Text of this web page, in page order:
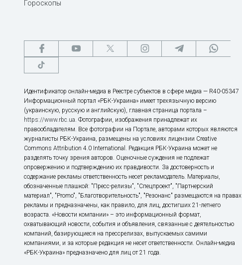
Гороскопы
Идентификатор онлайн-медиа в Реестре субъектов в сфере медиа — R40-05347
Информационный портал «РБК-Украина» имеет трехязычную версию
(украинскую, русскую и английскую), главная страница портала –
https://www.rbc.ua. Фотографии, изображения принадлежат их
правообладателям. Все фотографии на Портале, авторами которых являются
журналисты РБК-Украина, размещены на условиях лицензии Creative
Commons Attribution 4.0 International. Редакция РБК-Украина может не
разделять точку зрения авторов. Оценочные суждения не подлежат
опровержению и подтверждению их правдивости. За достоверность и
содержание рекламы ответственность несет рекламодатель. Материалы,
обозначенные плашкой: "Пресс-релизы", "Спецпроект", "Партнерский
материал", "Promo", "Благотворительность", "Резонанс" размещаются на правах
рекламы и предназначены, как правило, для лиц, достигших 21-летнего
возраста. «Новости компании» – это информационный формат,
охватывающий новости, события и объявления, связанные с деятельностью
компаний, базирующиеся на прессрелизах, выпускаемых самими
компаниями, и за которые редакция не несет ответственности. Онлайн-медиа
«РБК-Украина» предназначено для лиц от 21 года.